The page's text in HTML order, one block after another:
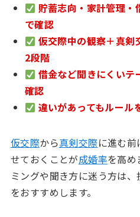
貯蓄志向・家計管理・
で確認
仮交際中の観察＋真剣
2段階
借金など聞きにくいテ
確認
違いがあってもルール
仮交際から真剣交際に進む
せておくことが成婚率を高め
ミングや聞き方に迷う方は
をおすすめします。